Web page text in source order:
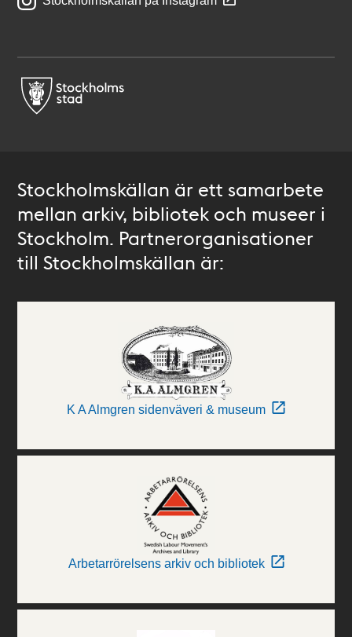
Stockholmskällan är ett samarbete
mellan arkiv, bibliotek och museer i
Stockholm. Partnerorganisationer
till Stockholmskällan är:
K A Almgren sidenväveri & museum
Arbetarrörelsens arkiv och bibliotek